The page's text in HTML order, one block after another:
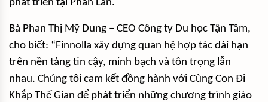
phát triển tại Phần Lan.
Bà Phan Thị Mỹ Dung – CEO Công ty Du học Tận Tâm,
cho biết: “Finnolla xây dựng quan hệ hợp tác dài hạn
trên nền tảng tin cậy, minh bạch và tôn trọng lẫn
nhau. Chúng tôi cam kết đồng hành với Cùng Con Đi
Khắp Thế Gian để phát triển những chương trình giáo